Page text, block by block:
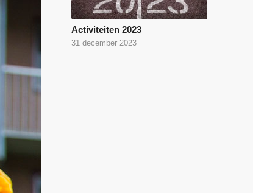
Activiteiten 2023
31 december 2023